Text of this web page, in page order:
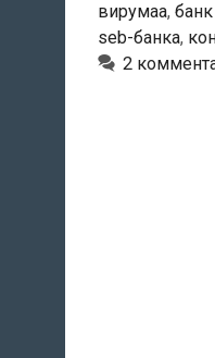
вирумаа,
seb-банка,
2